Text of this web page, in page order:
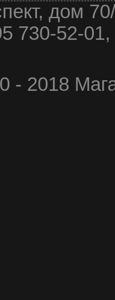
дом
730-52-
- 2018